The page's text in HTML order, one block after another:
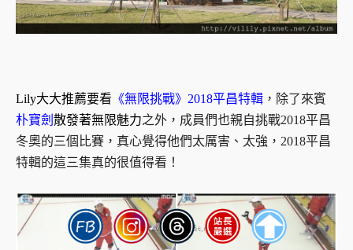
Lily大大推薦要看 《無限挑戰》2018平昌特輯 ，除了來賓
朴寶劍 散發著無限魅力之外，成員們也親自挑戰2018平昌
冬奧的三個比賽，真心覺得他們太厲害、太強，2018平昌
特輯的這三集真的很值得看！